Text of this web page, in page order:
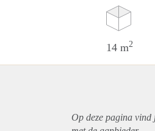
14 m2
Op deze pagina vind